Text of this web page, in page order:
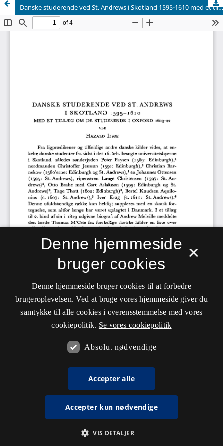
Danske studerende ved St. Andrews i Skotland 1595-1610 med et tillæg om de studerende i Oxford 1603-22
×
Denne hjemmeside
bruger cookies
Denne hjemmeside bruger cookies til at forbedre
brugeroplevelsen. Ved at bruge vores hjemmeside giver du
samtykke til alle cookies i overensstemmelse med vores
cookiepolitik. Se vores cookiepolitik
Absolut nødvendige
Accepter alle
Accepter kun nødvendige
VIS DETALJER